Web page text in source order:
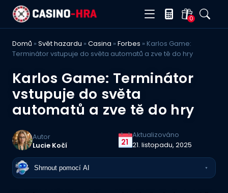
0
Domů » Svět hazardu » Casina » Forbes » Karlos Game:
Terminátor vstupuje do světa automatů a zve tě do hry
Karlos Game: Terminátor
vstupuje do světa
automatů a zve tě do hry
Autor
Lucie Kočí
21
Aktualizováno
21. listopadu, 2025
Shrnout pomocí AI ▼